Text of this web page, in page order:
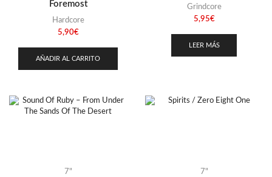
Foremost
Hardcore
5,90€
AÑADIR AL CARRITO
Grindcore
5,95€
LEER MÁS
7" 7"